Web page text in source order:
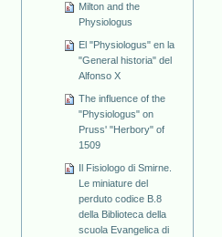
Milton and the
Physiologus
El "Physiologus" en la
"General historia" del
Alfonso X
The influence of the
"Physiologus" on
Pruss' "Herbory" of
1509
Il Fisiologo di Smirne.
Le miniature del
perduto codice B.8
della Biblioteca della
scuola Evangelica di